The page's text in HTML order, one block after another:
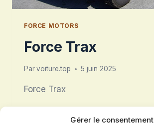
Gérer le consentement
FORCE MOTORS
Force Trax
Parvoiture.top 5 juin 2025
Force Trax
FORCE
TRAX